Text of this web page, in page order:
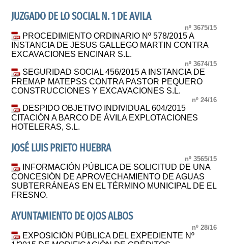
JUZGADO DE LO SOCIAL N. 1 DE AVILA
nº 3675/15
PROCEDIMIENTO ORDINARIO Nº 578/2015 A
INSTANCIA DE JESUS GALLEGO MARTIN CONTRA
EXCAVACIONES ENCINAR S.L.
nº 3674/15
SEGURIDAD SOCIAL 456/2015 A INSTANCIA DE
FREMAP MATEPSS CONTRA PASTOR PEQUERO
CONSTRUCCIONES Y EXCAVACIONES S.L.
nº 24/16
DESPIDO OBJETIVO INDIVIDUAL 604/2015
CITACIÓN A BARCO DE ÁVILA EXPLOTACIONES
HOTELERAS, S.L.
JOSÉ LUIS PRIETO HUEBRA
nº 3565/15
INFORMACIÓN PÚBLICA DE SOLICITUD DE UNA
CONCESIÓN DE APROVECHAMIENTO DE AGUAS
SUBTERRÁNEAS EN EL TÉRMINO MUNICIPAL DE EL
FRESNO.
AYUNTAMIENTO DE OJOS ALBOS
nº 28/16
EXPOSICIÓN PÚBLICA DEL EXPEDIENTE Nº